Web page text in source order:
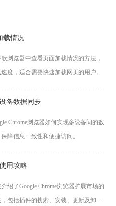
载情况
浏览器中查看页面加载情况的方法，
度，适合需要快速加载网页的用户。
备数据同步
Chrome浏览器如何实现多设备间的数
障信息一致性和便捷访问。
用攻略
绍了Google Chrome浏览器扩展市场的
包括插件的搜索、安装、更新及卸载